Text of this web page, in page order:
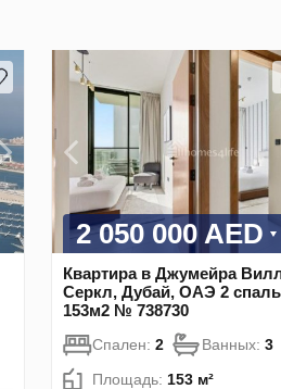
2 050 000 AED
Квартира в Джумейра
Серкл, Дубай, ОАЭ 2
153м2 № 738730
Спален: 2 Ванных: 3
Площадь: 153 м²